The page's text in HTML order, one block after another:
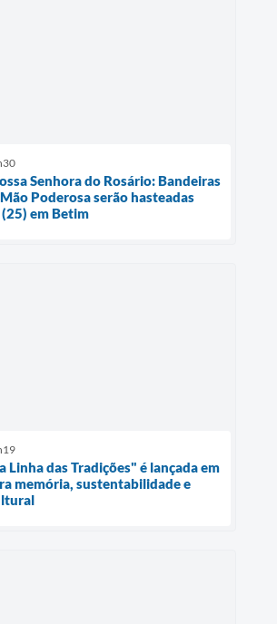
Senhora do Rosário: Bandeiras
Poderosa serão hasteadas
em Betim
Linha das Tradições" é lançada em
memória, sustentabilidade e